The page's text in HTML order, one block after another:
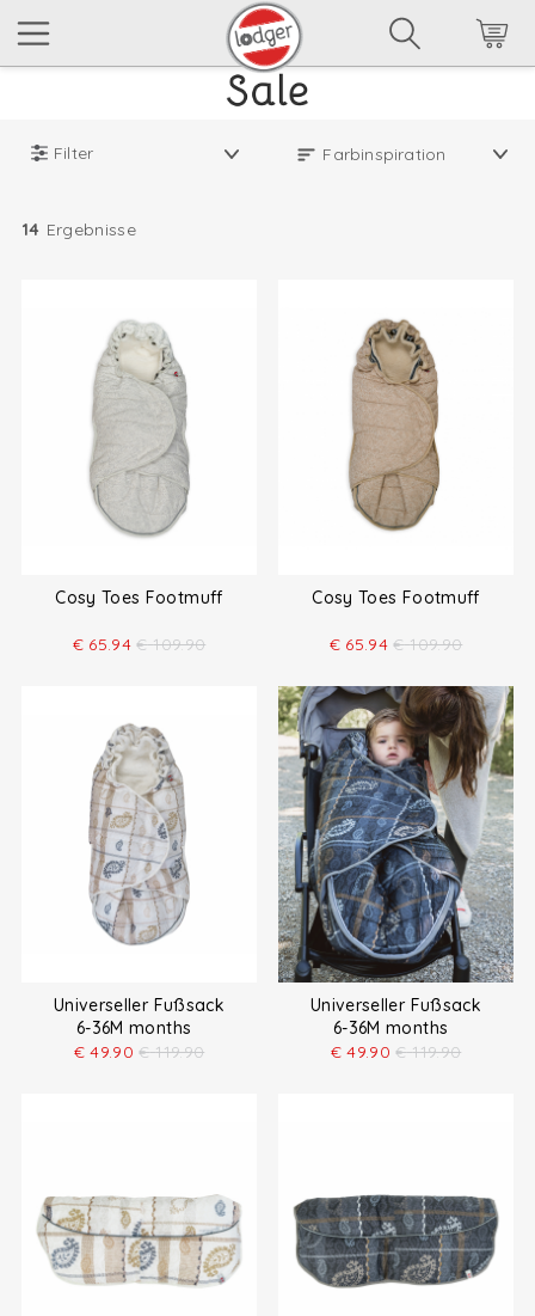
Filter
14 Ergebnisse
Cosy Toes Footmuff
€ 65.94 € 109.90
Cosy Toes Footmuff
€ 65.94 € 109.90
Universeller Fußsack
6-36M months
€ 49.90 € 119.90
Universeller Fußsack
6-36M months
€ 49.90 € 119.90